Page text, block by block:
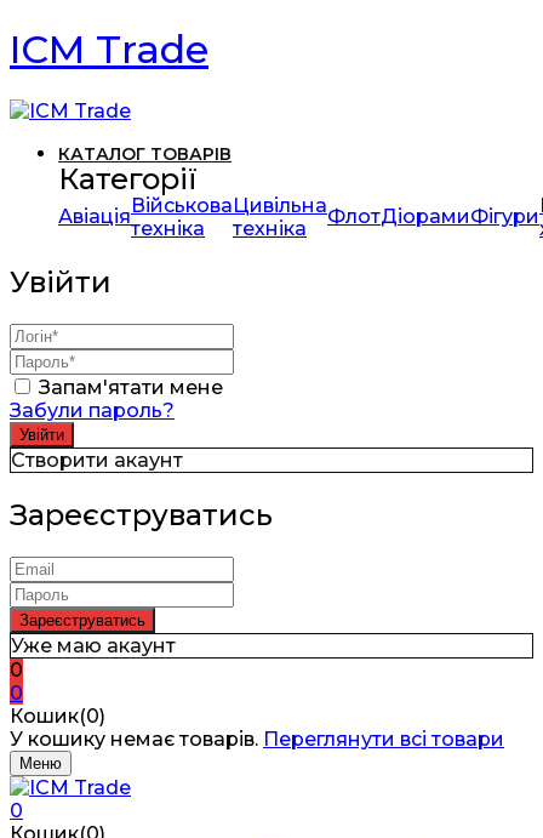
ICM Trade
КАТАЛОГ ТОВАРІВ
Категорії
АвіаціяВійськова
техніка
Цивільна
техніка
ФлотДіорамиФігури
Увійти
Запам'ятати мене
Забули пароль?
Створити акаунт
Зареєструватись
Уже маю акаунт
0
0
Кошик(0)
У кошику немає товарів. Переглянути всі товари
Меню
0
Кошик(0)